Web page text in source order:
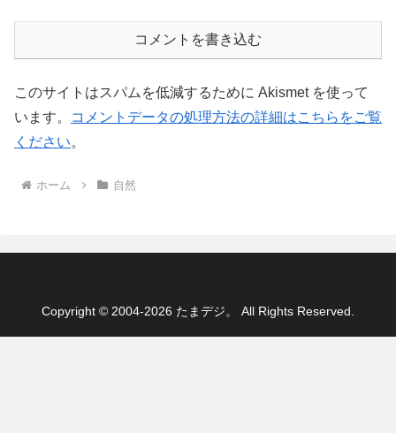
コメントを書き込む
このサイトはスパムを低減するために Akismet を使って
います。
コメントデータの処理方法の詳細はこちらをご覧
ください。
ホーム 自然
Copyright © 2004-2026 たまデジ。 All Rights Reserved.